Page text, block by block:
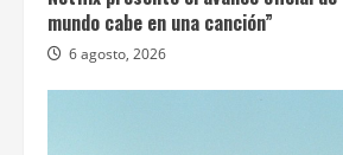
mundo cabe en una canción”
6 agosto, 2026